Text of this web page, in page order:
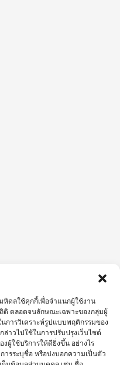
ดลใช้คุกกี้เพื่อจำแนกผู้ใช้งาน
ตลอดจนลักษณะเฉพาะของกลุ่มผู้
การวิเคราะห์รูปแบบพฤติกรรมของ
าวไปใช้ในการปรับปรุงเว็บไซต์
ผู้ใช้บริการให้ดียิ่งขึ้น อย่างไร
รระบุชื่อ หรือบ่งบอกความเป็นตัว